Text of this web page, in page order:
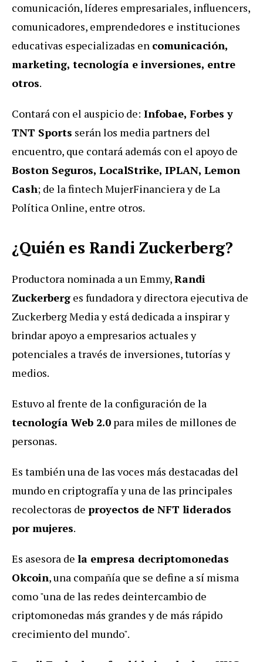
comunicación, líderes empresariales, influencers,
comunicadores, emprendedores e instituciones
educativas especializadas en comunicación,
marketing, tecnología e inversiones, entre
otros.
Contará con el auspicio de: Infobae, Forbes y
TNT Sports serán los media partners del
encuentro, que contará además con el apoyo de
Boston Seguros, LocalStrike, IPLAN, Lemon
Cash; de la fintech MujerFinanciera y de La
Política Online, entre otros.
¿Quién es Randi Zuckerberg?
Productora nominada a un Emmy,Randi
Zuckerberg es fundadora y directora ejecutiva de
Zuckerberg Media y está dedicada a inspirar y
brindar apoyo a empresarios actuales y
potenciales a través de inversiones, tutorías y
medios.
Estuvo al frente de la configuración de la
tecnología Web 2.0 para miles de millones de
personas.
Es también una de las voces más destacadas del
mundo en criptografía y una de las principales
recolectoras de proyectos de NFT liderados
por mujeres.
Es asesora de la empresa decriptomonedas
Okcoin, una compañía que se define a sí misma
como "una de las redes deintercambio de
criptomonedas más grandes y de más rápido
crecimiento del mundo".